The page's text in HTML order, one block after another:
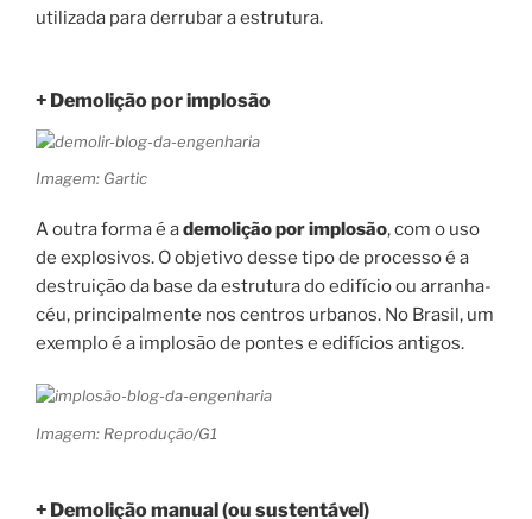
utilizada para derrubar a estrutura.
+ Demolição por implosão
Imagem: Gartic
A outra forma é ademolição por implosão, com o uso
de explosivos. O objetivo desse tipo de processo é a
destruição da base da estrutura do edifício ou arranha-
céu, principalmente nos centros urbanos. No Brasil, um
exemplo é a implosão de pontes e edifícios antigos.
Imagem: Reprodução/G1
+ Demolição manual (ou sustentável)